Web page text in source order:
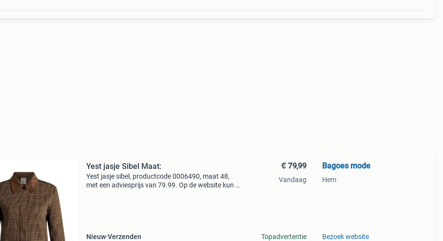
Yest jasje Sibel Maat:
Yest jasje sibel, productcode 0006490, maat 48,
met een adviesprijs van 79.99. Op de website kun je
Nieuw Verzenden
€ 79,99
Vandaag
Topadvertentie
Bagoes mode
Hem
Bezoek website